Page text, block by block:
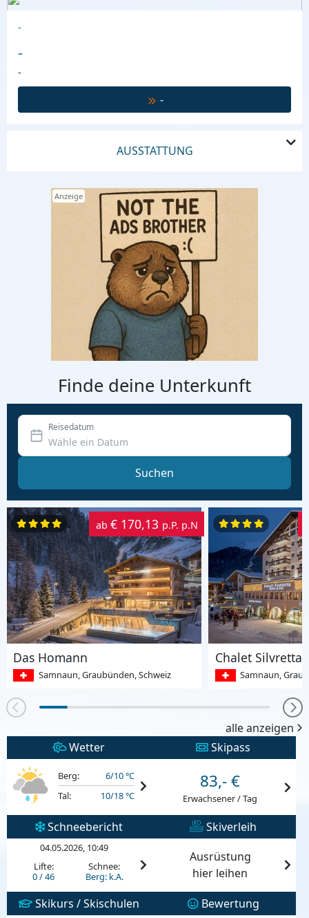
Finde deine Unterkunft
Reisedatum
Suchen
ab € 170,13 p.P. p.N
Das Homann
Samnaun, Graubünden, Schweiz
Chalet Silvretta
Samnaun,
alle anzeigen
Wetter
Berg:
6/10 °C
Tal:
10/18 °C
Skipass
83,- €
Erwachsener / Tag
Schneebericht
04.05.2026, 10:49
Lifte:
0 / 46
Schnee:
Berg: k.A.
Skiverleih
Ausrüstung
hier leihen
Skikurs / Skischulen
Bewertung
-
-
-
-
AUSSTATTUNG
Anzeige